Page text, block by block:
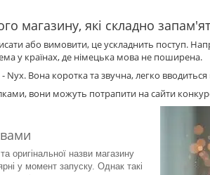
магазину, які складно
або вимовити, це ускладнить поступ.
у країнах, де німецька мова не поширена.
Nyx. Вона коротка та звучна, легко
вони можуть потрапити на сайти
оригінальної назви магазину
у момент запуску. Однак такі